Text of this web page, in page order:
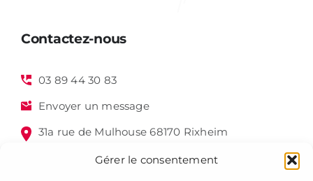
Gérer le consentement
Contactez-nous
03 89 44 30 83
Envoyer un message
31a rue de Mulhouse 68170 Rixheim